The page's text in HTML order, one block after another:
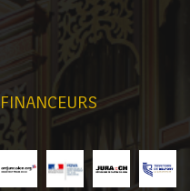
FINANCEURS